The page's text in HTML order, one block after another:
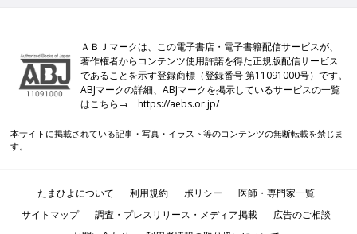
ＡＢＪマークは、この電子書店・電子書籍配信サービスが、
著作権者からコンテンツ使用許諾を得た正規版配信サービス
であることを示す登録商標（登録番号 第11091000号）です。
ABJマークの詳細、ABJマークを掲示しているサービスの一覧
はこちら→https://aebs.or.jp/
本サイトに掲載されている記事・写真・イラスト等のコンテンツの無断転載を禁じま
す。
たまひよについて 利用規約 ポリシー
医師・専門家一覧
サイトマップ
調査・プレスリリース・メディア掲載
広告のご相談